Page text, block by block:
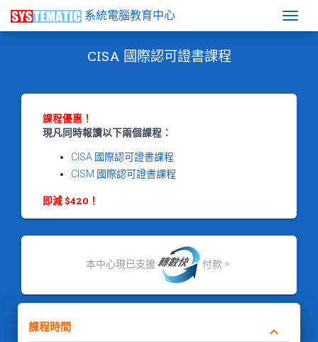
系統電腦教育中心
CISA 國際認可證書課程
課程優惠！
現凡同時報讀以下兩個課程：
CISA 國際認可證書課程
CISM 國際認可證書課程
即減 $420！
本中心現已支援 付款。
課程時間 keyboard_arrow_down